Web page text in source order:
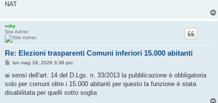
NAT
roby
Site Admin
Re: Elezioni trasparenti Comuni inferiori 15.000 abitanti
M
s
a
g
lun mag 18, 2026 3:38 pm
ai sensi dell'art. 14 del D.Lgs. n. 33/2013 la pubblicazione è obbligatoria
solo per comuni oltre i 15.000 abitanti per questo la funzione è stata
disabilitata per quelli sotto soglia